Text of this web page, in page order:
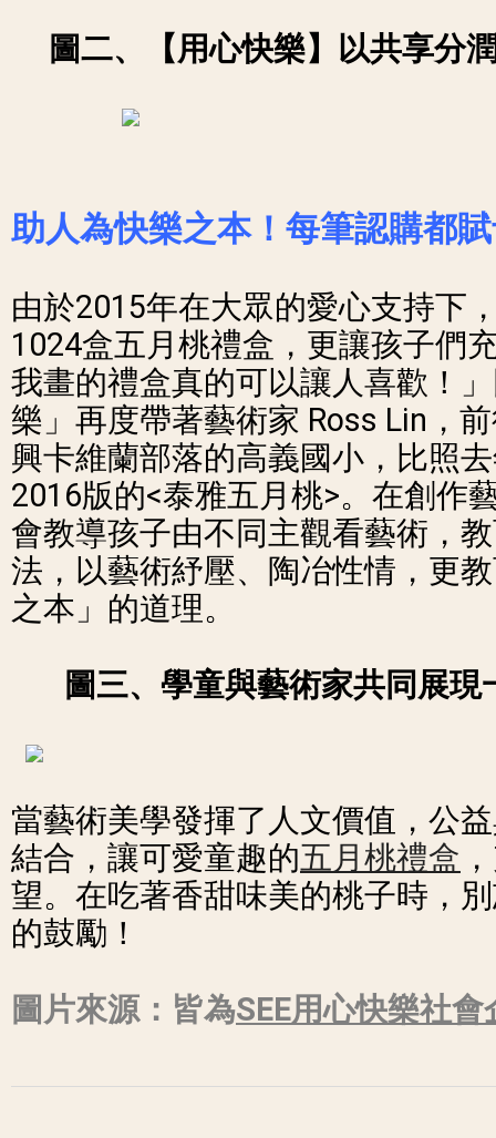
圖二、【用心快樂】以共享分
助人為快樂之本！每筆認購都
由於2015年在大眾的愛心支持下
1024盒五月桃禮盒，更讓孩子們
我畫的禮盒真的可以讓人喜歡！
樂」再度帶著藝術家 Ross Lin，
興卡維蘭部落的高義國小，比照
2016版的<泰雅五月桃>。在創作
會教導孩子由不同主觀看藝術，
法，以藝術紓壓、陶冶性情，更
之本」的道理。
圖三、學童與藝術家共同展
當藝術美學發揮了人文價值，公
結合，讓可愛童趣的五月桃禮盒
望。在吃著香甜味美的桃子時，
的鼓勵！
圖片來源：皆為SEE用心快樂社會